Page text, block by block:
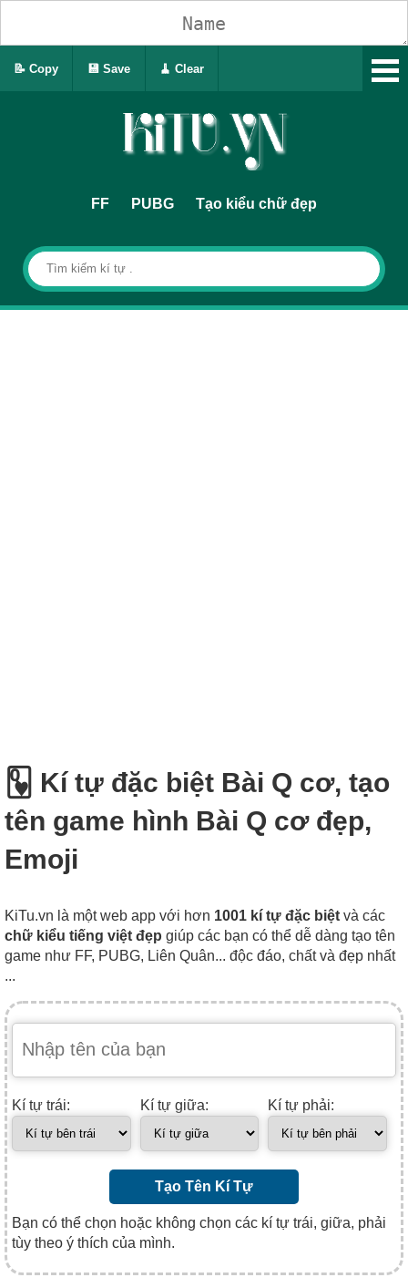
FF PUBG Tạo kiểu chữ đẹp
🂽 Kí tự đặc biệt Bài Q cơ, tạo
tên game hình Bài Q cơ đẹp,
Emoji
KiTu.vn là một web app với hơn 1001 kí tự đặc biệt và các
chữ kiểu tiếng việt đẹp giúp các bạn có thể dễ dàng tạo tên
game như FF, PUBG, Liên Quân... độc đáo, chất và đẹp nhất
...
Kí tự trái: Kí tự giữa: Kí tự phải:
Tạo Tên Kí Tự
Bạn có thể chọn hoặc không chọn các kí tự trái, giữa, phải
tùy theo ý thích của mình.
📝 Copy 💾 Save 🧹 Clear